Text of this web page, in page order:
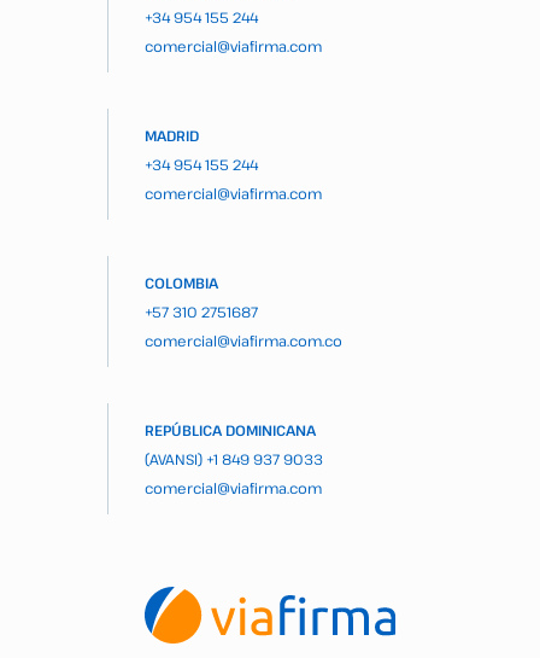
+34 954 155 244
comercial@viafirma.com
MADRID
+34 954 155 244
comercial@viafirma.com
COLOMBIA
+57 310 2751687
comercial@viafirma.com.co
REPÚBLICA DOMINICANA
(AVANSI) +1 849 937 9033
comercial@viafirma.com